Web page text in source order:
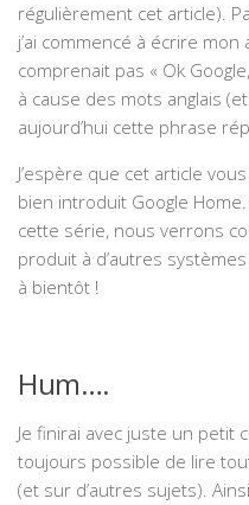
régulièrement cet article).
j’ai commencé à écrire
comprenait pas « Ok
à cause des mots anglais
aujourd’hui cette phrase
J’espère que cet article
bien introduit Google
cette série, nous verrons
produit à d’autres
à bientôt !
Hum….
Je finirai avec juste un petit
toujours possible de lire
(et sur d’autres sujets).